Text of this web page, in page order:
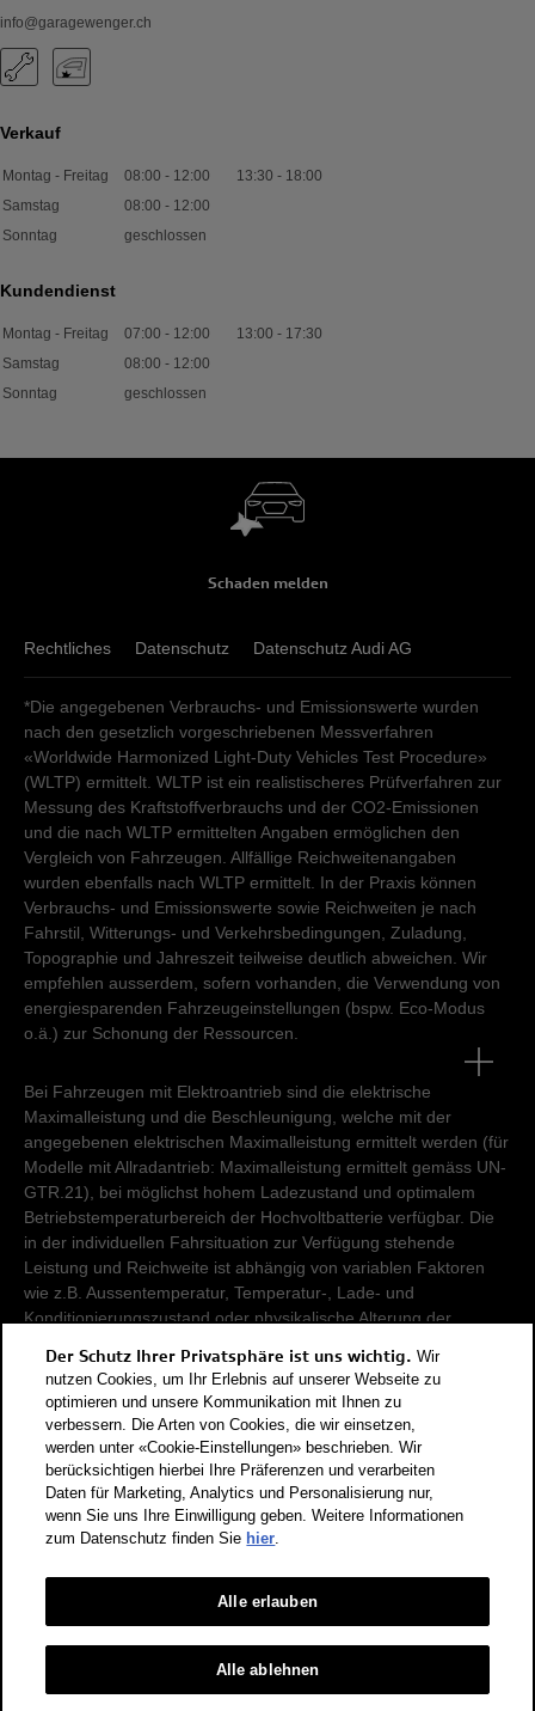
info@garagewenger.ch
Verkauf
Montag - Freitag 08:00 - 12:00 13:30 - 18:00
Samstag
08:00 - 12:00
Sonntag
geschlossen
Kundendienst
Montag - Freitag 07:00 - 12:00 13:00 - 17:30
Samstag
08:00 - 12:00
Sonntag
geschlossen
Schaden melden
Rechtliches Datenschutz Datenschutz Audi AG
*Die angegebenen Verbrauchs- und Emissionswerte wurden
nach den gesetzlich vorgeschriebenen Messverfahren
«Worldwide Harmonized Light-Duty Vehicles Test Procedure»
(WLTP) ermittelt. WLTP ist ein realistischeres Prüfverfahren zur
Messung des Kraftstoffverbrauchs und der CO2-Emissionen
und die nach WLTP ermittelten Angaben ermöglichen den
Vergleich von Fahrzeugen. Allfällige Reichweitenangaben
wurden ebenfalls nach WLTP ermittelt. In der Praxis können
Verbrauchs- und Emissionswerte sowie Reichweiten je nach
Fahrstil, Witterungs- und Verkehrsbedingungen, Zuladung,
Topographie und Jahreszeit teilweise deutlich abweichen. Wir
empfehlen ausserdem, sofern vorhanden, die Verwendung von
energiesparenden Fahrzeugeinstellungen (bspw. Eco-Modus
o.ä.) zur Schonung der Ressourcen.
Bei Fahrzeugen mit Elektroantrieb sind die elektrische
Maximalleistung und die Beschleunigung, welche mit der
angegebenen elektrischen Maximalleistung ermittelt werden (für
Modelle mit Allradantrieb: Maximalleistung ermittelt gemäss UN-
GTR.21), bei möglichst hohem Ladezustand und optimalem
Betriebstemperaturbereich der Hochvoltbatterie verfügbar. Die
in der individuellen Fahrsituation zur Verfügung stehende
Leistung und Reichweite ist abhängig von variablen Faktoren
wie z.B. Aussentemperatur, Temperatur-, Lade- und
Konditionierungszustand oder physikalische Alterung der
Damit Energieverbräuche unterschiedlicher Antriebsformen
(Benzin, Diesel, Gas, Strom, usw.) vergleichbar sind, werden sie
zusätzlich als sogenannte Benzinäquivalente (Masseinheit für
Energie) ausgewiesen. CO2 ist das für die Erderwärmung
hauptverantwortliche Treibhausgas. CO2-Mittelwert aller in der
Schweiz angebotenen Fahrzeugmodelle: 111 g/km (WLTP).
CO2-Zielwert der in der Schweiz angebotenen
Fahrzeugmodelle: 93.6 g/km (WLTP). Die Angaben für ein
Fahrzeug können von den zulassungsrelevanten Daten nach
der individuellen Einzelfahrzeuggenehmigung abweichen.
Energieeffizienz-Kategorie nach dem neuen
Berechnungsverfahren gemäss Anhang 4.1 EnEV, gültig ab
Der Schutz Ihrer Privatsphäre ist uns wichtig. Wir
nutzen Cookies, um Ihr Erlebnis auf unserer Webseite zu
optimieren und unsere Kommunikation mit Ihnen zu
verbessern. Die Arten von Cookies, die wir einsetzen,
werden unter «Cookie-Einstellungen» beschrieben. Wir
berücksichtigen hierbei Ihre Präferenzen und verarbeiten
Daten für Marketing, Analytics und Personalisierung nur,
wenn Sie uns Ihre Einwilligung geben. Weitere Informationen
zum Datenschutz finden Sie hier.
Alle ablehnen
Alle erlauben